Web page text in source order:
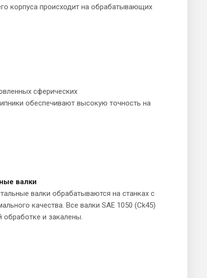
корпуса происходит на обрабатывающих
сферических
обеспечивают высокую точность на
валки
валки обрабатываются на станках с
качества. Все валки SAE 1050 (Ck45)
обработке и закалены.